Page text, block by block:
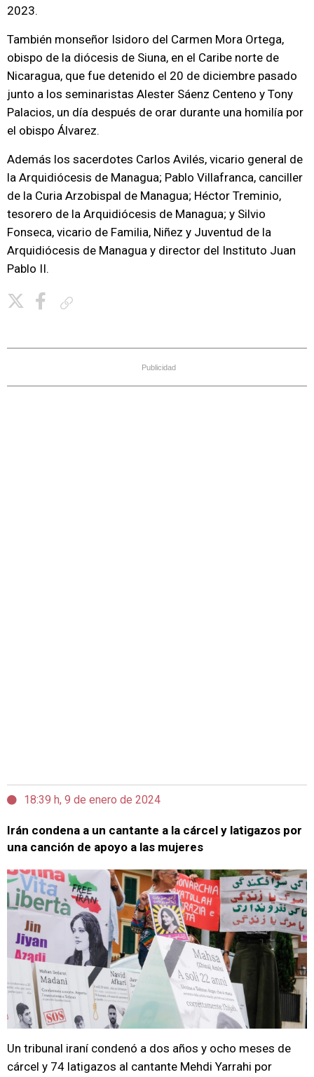
2023.
También monseñor Isidoro del Carmen Mora Ortega,
obispo de la diócesis de Siuna, en el Caribe norte de
Nicaragua, que fue detenido el 20 de diciembre pasado
junto a los seminaristas Alester Sáenz Centeno y Tony
Palacios, un día después de orar durante una homilía por
el obispo Álvarez.
Además los sacerdotes Carlos Avilés, vicario general de
la Arquidiócesis de Managua; Pablo Villafranca, canciller
de la Curia Arzobispal de Managua; Héctor Treminio,
tesorero de la Arquidiócesis de Managua; y Silvio
Fonseca, vicario de Familia, Niñez y Juventud de la
Arquidiócesis de Managua y director del Instituto Juan
Pablo II.
Publicidad
18:39 h, 9 de enero de 2024
Irán condena a un cantante a la cárcel y latigazos por
una canción de apoyo a las mujeres
Un tribunal iraní condenó a dos años y ocho meses de
cárcel y 74 latigazos al cantante Mehdi Yarrahi por